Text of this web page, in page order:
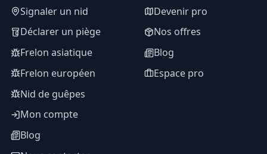
Signaler un nid
Déclarer un piège
Frelon asiatique
Frelon européen
Nid de guêpes
Mon compte
Blog
Devenir pro
Nos offres
Blog
Espace pro